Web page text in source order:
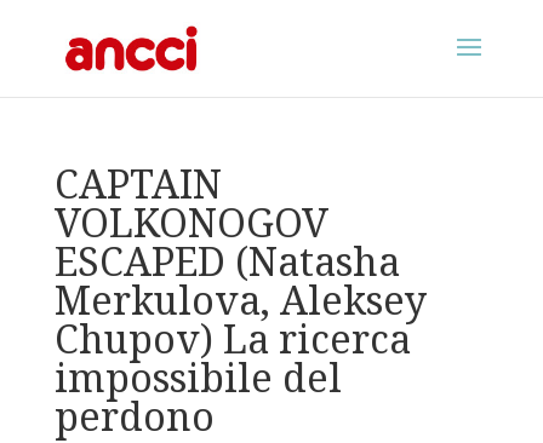
CAPTAIN
VOLKONOGOV
ESCAPED (Natasha
Merkulova, Aleksey
Chupov) La ricerca
impossibile del
perdono